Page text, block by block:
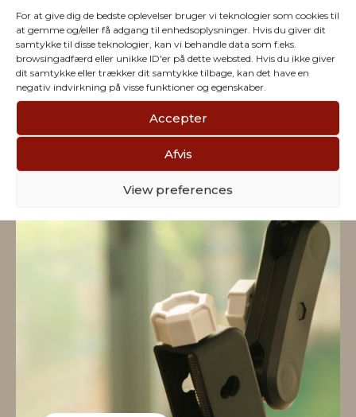
For at give dig de bedste oplevelser bruger vi teknologier som cookies til
at gemme og/eller få adgang til enhedsoplysninger. Hvis du giver dit
samtykke til disse teknologier, kan vi behandle data som f.eks.
browsingadfærd eller unikke ID'er på dette websted. Hvis du ikke giver
dit samtykke eller trækker dit samtykke tilbage, kan det have en
negativ indvirkning på visse funktioner og egenskaber.
Accepter
Afvis
View preferences